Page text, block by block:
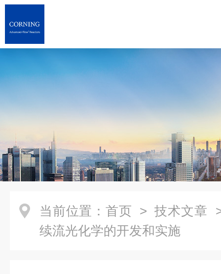
当前位置： 首页 > 技术文章
续流光化学的开发和实施